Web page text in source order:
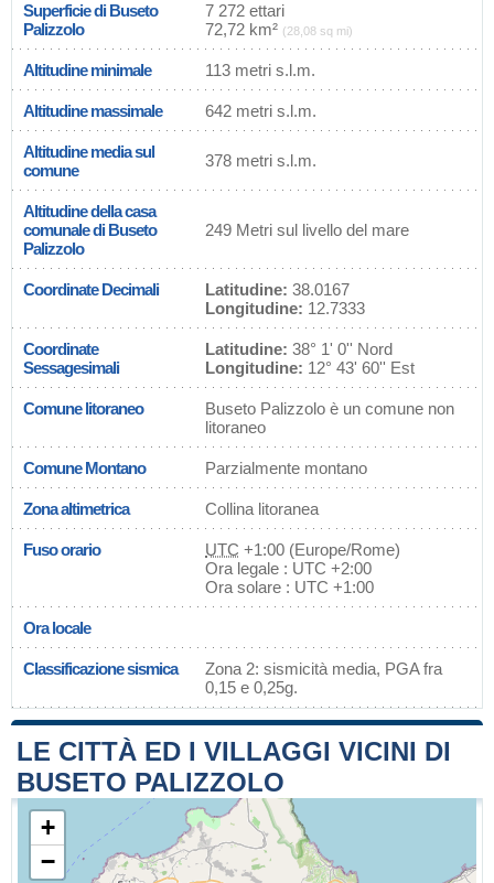
Superficie di Buseto
Palizzolo
7 272 ettari
72,72 km² (28,08 sq mi)
Altitudine minimale 113 metri s.l.m.
Altitudine massimale 642 metri s.l.m.
Altitudine media sul
comune
378 metri s.l.m.
Altitudine della casa
comunale di Buseto
Palizzolo
249 Metri sul livello del mare
Coordinate Decimali Latitudine: 38.0167
Longitudine: 12.7333
Coordinate
Sessagesimali
Latitudine: 38° 1' 0'' Nord
Longitudine: 12° 43' 60'' Est
Comune litoraneo
Buseto Palizzolo è un comune non
litoraneo
Comune Montano Parzialmente montano
Zona altimetrica Collina litoranea
Fuso orario UTC +1:00 (Europe/Rome)
Ora legale : UTC +2:00
Ora solare : UTC +1:00
Ora locale
Classificazione sismica
Zona 2: sismicità media, PGA fra
0,15 e 0,25g.
LE CITTÀ ED I VILLAGGI VICINI DI
BUSETO PALIZZOLO
+
−